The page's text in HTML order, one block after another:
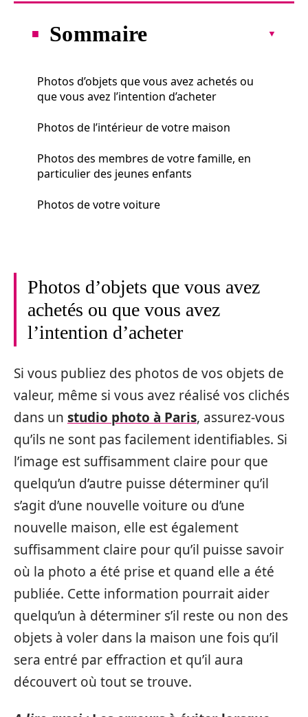
Sommaire
Photos d’objets que vous avez achetés ou
que vous avez l’intention d’acheter
Photos de l’intérieur de votre maison
Photos des membres de votre famille, en
particulier des jeunes enfants
Photos de votre voiture
Photos d’objets que vous avez
achetés ou que vous avez
l’intention d’acheter
Si vous publiez des photos de vos objets de
valeur, même si vous avez réalisé vos clichés
dans un studio photo à Paris, assurez-vous
qu’ils ne sont pas facilement identifiables. Si
l’image est suffisamment claire pour que
quelqu’un d’autre puisse déterminer qu’il
s’agit d’une nouvelle voiture ou d’une
nouvelle maison, elle est également
suffisamment claire pour qu’il puisse savoir
où la photo a été prise et quand elle a été
publiée. Cette information pourrait aider
quelqu’un à déterminer s’il reste ou non des
objets à voler dans la maison une fois qu’il
sera entré par effraction et qu’il aura
découvert où tout se trouve.